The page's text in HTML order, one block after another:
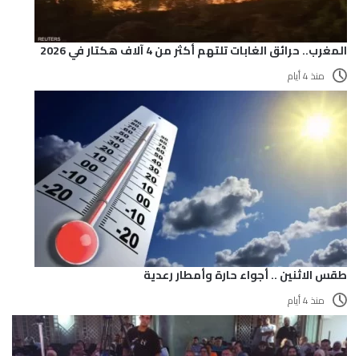
المغرب.. حرائق الغابات تلتهم أكثر من 4 آلاف هكتار في 2026
منذ 4 أيام
طقس الاثنين .. أجواء حارة وأمطار رعدية
منذ 4 أيام